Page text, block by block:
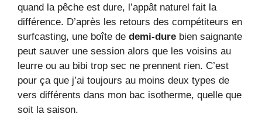
quand la pêche est dure, l’appât naturel fait la
différence. D’après les retours des compétiteurs en
surfcasting, une boîte de demi-dure bien saignante
peut sauver une session alors que les voisins au
leurre ou au bibi trop sec ne prennent rien. C’est
pour ça que j’ai toujours au moins deux types de
vers différents dans mon bac isotherme, quelle que
soit la saison.